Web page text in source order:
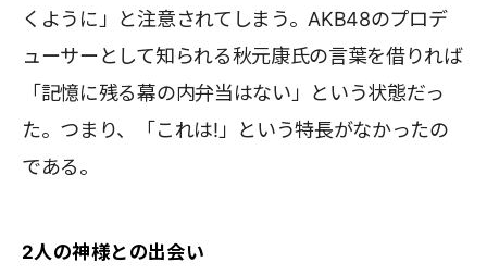
くように」と注意されてしまう。AKB48のプロデ
ューサーとして知られる秋元康氏の言葉を借りれば
「記憶に残る幕の内弁当はない」という状態だっ
た。つまり、「これは!」という特長がなかったの
である。
2人の神様との出会い